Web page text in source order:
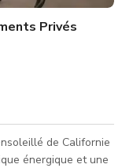
Privés
de Californie
énergique et une